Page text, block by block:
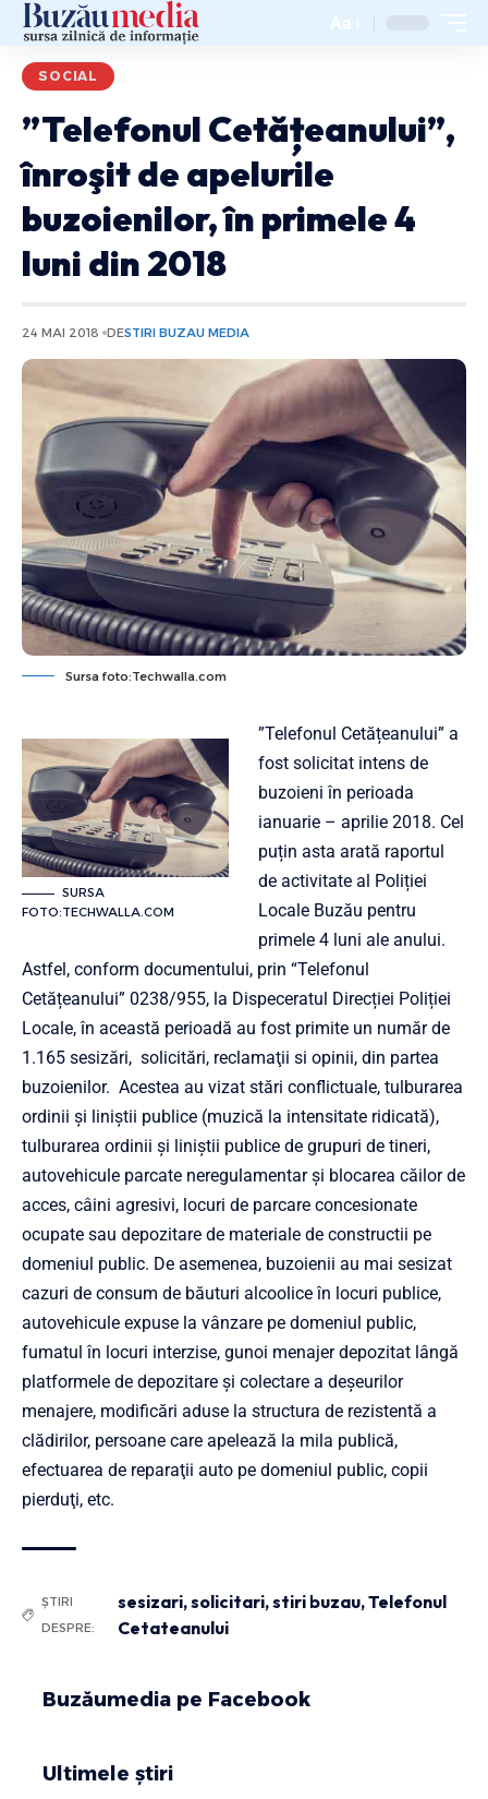
Aa
SOCIAL
”Telefonul Cetățeanului”,
înroşit de apelurile
buzoienilor, în primele 4
luni din 2018
24 MAI 2018 DESTIRI BUZAU MEDIA
Sursa foto:Techwalla.com
SURSA
FOTO:TECHWALLA.COM
”Telefonul Cetățeanului” a
fost solicitat intens de
buzoieni în perioada
ianuarie – aprilie 2018. Cel
puțin asta arată raportul
de activitate al Poliției
Locale Buzău pentru
primele 4 luni ale anului.
Astfel, conform documentului, prin “Telefonul
Cetățeanului” 0238/955, la Dispeceratul Direcției Poliției
Locale, în această perioadă au fost primite un număr de
1.165 sesizări, solicitări, reclamaţii si opinii, din partea
buzoienilor. Acestea au vizat stări conflictuale, tulburarea
ordinii și liniștii publice (muzică la intensitate ridicată),
tulburarea ordinii și liniștii publice de grupuri de tineri,
autovehicule parcate neregulamentar şi blocarea căilor de
acces, câini agresivi, locuri de parcare concesionate
ocupate sau depozitare de materiale de constructii pe
domeniul public. De asemenea, buzoienii au mai sesizat
cazuri de consum de băuturi alcoolice în locuri publice,
autovehicule expuse la vânzare pe domeniul public,
fumatul în locuri interzise, gunoi menajer depozitat lângă
platformele de depozitare și colectare a deșeurilor
menajere, modificări aduse la structura de rezistentă a
clădirilor, persoane care apelează la mila publică,
efectuarea de reparaţii auto pe domeniul public, copii
pierduţi, etc.
ȘTIRI
DESPRE:
sesizari,solicitari,stiri buzau,Telefonul
Cetateanului
Buzăumedia pe Facebook
Ultimele știri